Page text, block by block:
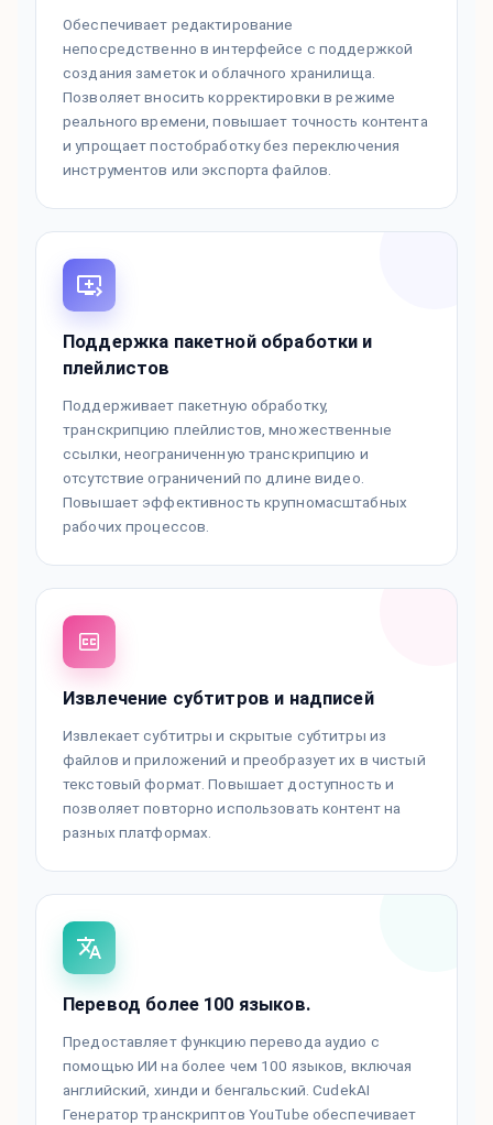
Обеспечивает редактирование
непосредственно в интерфейсе с поддержкой
создания заметок и облачного хранилища.
Позволяет вносить корректировки в режиме
реального времени, повышает точность контента
и упрощает постобработку без переключения
инструментов или экспорта файлов.
Поддержка пакетной обработки и
плейлистов
Поддерживает пакетную обработку,
транскрипцию плейлистов, множественные
ссылки, неограниченную транскрипцию и
отсутствие ограничений по длине видео.
Повышает эффективность крупномасштабных
рабочих процессов.
Извлечение субтитров и надписей
Извлекает субтитры и скрытые субтитры из
файлов и приложений и преобразует их в чистый
текстовый формат. Повышает доступность и
позволяет повторно использовать контент на
разных платформах.
Перевод более 100 языков.
Предоставляет функцию перевода аудио с
помощью ИИ на более чем 100 языков, включая
английский, хинди и бенгальский. CudekAI
Генератор транскриптов YouTube обеспечивает